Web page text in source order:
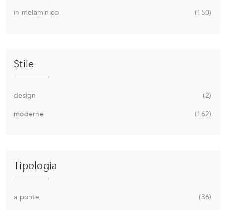
in melaminico
150
Stile
design
2
moderne
162
Tipologia
a ponte
36